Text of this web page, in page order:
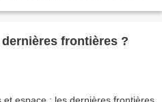
frontières ?